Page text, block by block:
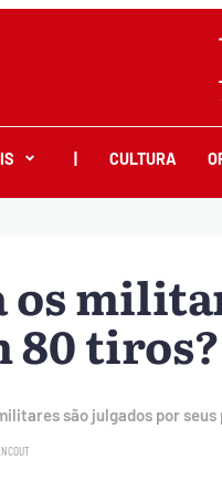
CULTURA
os
80 tiros?
são julgados por seus